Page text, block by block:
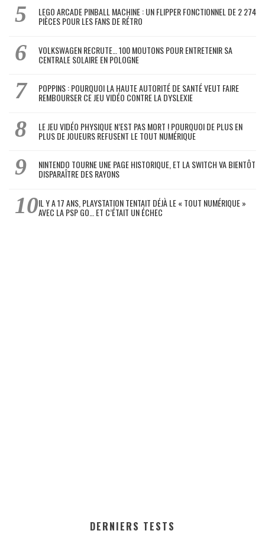
LEGO ARCADE PINBALL MACHINE : UN FLIPPER FONCTIONNEL DE 2 274
PIÈCES POUR LES FANS DE RÉTRO
VOLKSWAGEN RECRUTE… 100 MOUTONS POUR ENTRETENIR SA
CENTRALE SOLAIRE EN POLOGNE
POPPINS : POURQUOI LA HAUTE AUTORITÉ DE SANTÉ VEUT FAIRE
REMBOURSER CE JEU VIDÉO CONTRE LA DYSLEXIE
LE JEU VIDÉO PHYSIQUE N’EST PAS MORT ! POURQUOI DE PLUS EN
PLUS DE JOUEURS REFUSENT LE TOUT NUMÉRIQUE
NINTENDO TOURNE UNE PAGE HISTORIQUE, ET LA SWITCH VA BIENTÔT
DISPARAÎTRE DES RAYONS
IL Y A 17 ANS, PLAYSTATION TENTAIT DÉJÀ LE « TOUT NUMÉRIQUE »
AVEC LA PSP GO… ET C’ÉTAIT UN ÉCHEC
DERNIERS TESTS